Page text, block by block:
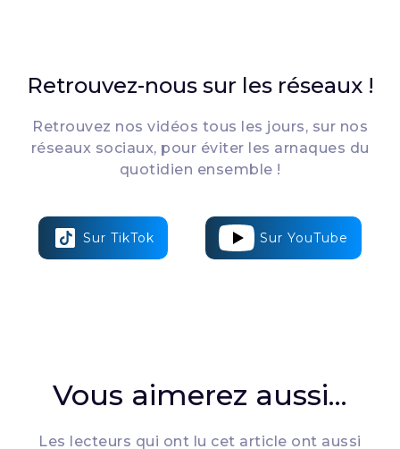
Retrouvez-nous sur les réseaux !
Retrouvez nos vidéos tous les jours, sur nos
réseaux sociaux, pour éviter les arnaques du
quotidien ensemble !
Sur TikTok Sur YouTube
Vous aimerez aussi...
Les lecteurs qui ont lu cet article ont aussi